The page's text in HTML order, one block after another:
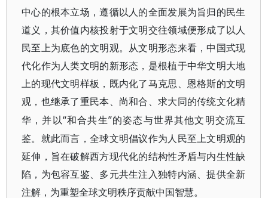
中心的根本立场，遵循以人的全面发展为旨归的民生
道义，其价值内核投射于文明交往领域便形成了以人
民至上为底色的文明观。从文明形态来看，中国式现
代化作为人类文明的新形态，是根植于中华文明大地
上的现代文明样板，既内化了马克思、恩格斯的文明
观，也继承了重民本、尚和合、求大同的传统文化精
华，并以“和合共生”的姿态与世界其他文明交流互
鉴。就此而言，全球文明倡议作为人民至上文明观的
延伸，旨在破解西方现代化的结构性矛盾与内生性缺
陷，为包容互鉴、多元共生注入独特内涵、提供全新
注解，为重塑全球文明秩序贡献中国智慧。